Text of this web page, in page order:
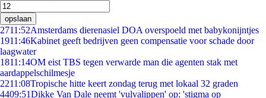
opslaan
2711:52Amsterdams dierenasiel DOA overspoeld met babykonijntjes
1911:46Kabinet geeft bedrijven geen compensatie voor schade door
laagwater
1811:14OM eist TBS tegen verwarde man die agenten stak met
aardappelschilmesje
2211:08Tropische hitte keert zondag terug met lokaal 32 graden
4409:51Dikke Van Dale neemt 'vulvalippen' op: 'stigma op